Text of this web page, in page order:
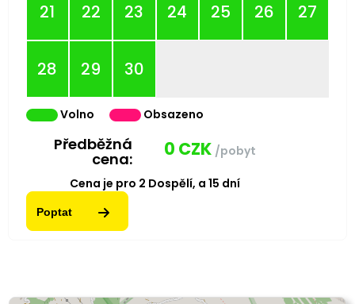
21 22 23 24 25 26 27
28 29 30
Volno Obsazeno
Předběžná
cena: 0 CZK /pobyt
Cena je pro 2 Dospělí, a 15 dní
Poptat